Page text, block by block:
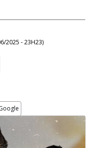
2025 - 23H23)